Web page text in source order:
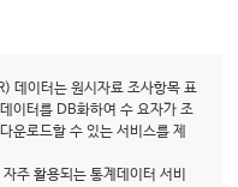
데이터는 원시자료 조사항목 표
이터를 DB화하여 수 요자가 조
운로드할 수 있는 서비스를 제
주 활용되는 통계데이터 서비